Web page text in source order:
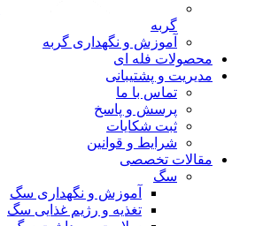
گربه
آموزش و نگهداری گربه
محصولات فله ای
مدیریت و پشتیبانی
تماس با ما
پرسش و پاسخ
ثبت شکایات
شرایط و قوانین
مقالات تخصصی
سگ
آموزش و نگهداری سگ
تغذیه و رژیم غذایی سگ